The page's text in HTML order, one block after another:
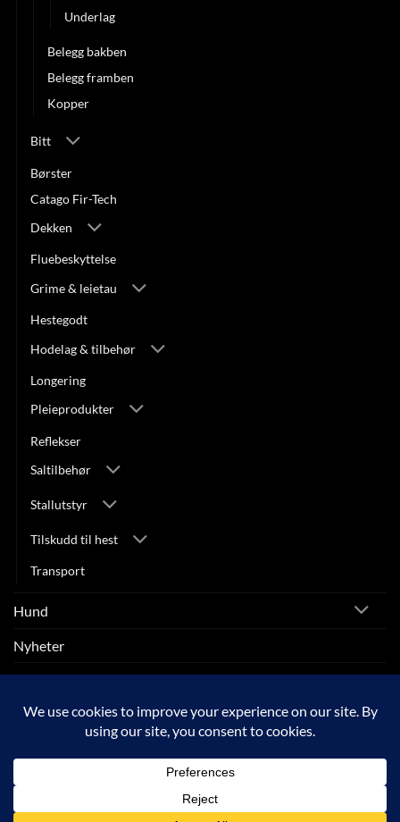
Underlag
Belegg bakben
Belegg framben
Kopper
Bitt
Børster
Catago Fir-Tech
Dekken
Fluebeskyttelse
Grime & leietau
Hestegodt
Hodelag & tilbehør
Longering
Pleieprodukter
Reflekser
Saltilbehør
Stallutstyr
Tilskudd til hest
Transport
Hund
Nyheter
Rytter
SALG
Vipps
Copyright 2026 © ARNEBERG HEST OG RYTTER |